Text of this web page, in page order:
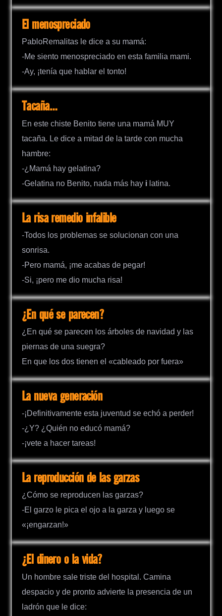
El menospreciado
PabloRemalitas le dice a su mamá:
-Me siento menospreciado en esta familia mami.
-Ay, ¡tenía que hablar el tonto!
Tacaña…
En este chiste Benito tiene una mamá MUY
tacaña. Le dice a mitad de la tarde con mucha
hambre:
-¿Mamá hay gelatina?
-Gelatina no Benito, nada más hay i latina.
La risa remedio infalible
-Todos los problemas se solucionan con una
sonrisa.
-Pero mamá, ¡me acabas de pegar!
-Si, ¡pero me dio mucha risa!
¿En qué se parecen?
¿En qué se parecen los árboles de navidad y las
piernas de una suegra?
En que los dos tienen el «cableado por fuera»
La nueva generación
-¡Definitivamente esta juventud se echó a perder!
-¿Y? ¿Quién no educó mamá?
-¡vete a hacer tareas!
La reproducción de las garzas
¿Cómo se reproducen las garzas?
-El garzo le pica el ojo a la garza y luego se
«¡engarzan!»
¿El dinero o la vida?
Un hombre sale triste del hospital. Camina
despacio y de pronto advierte la presencia de un
ladrón que le dice: